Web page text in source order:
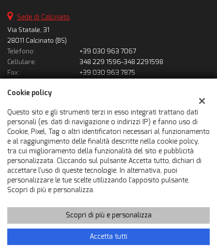
Sede di Calcinato
Via Statale, 31
28011 Calcinato (BS)
Telefono:
+39 030 963 7067
Cellulare:
348 229 1596-348 2291598
Fax:
+39 030 963 7875
Indicazioni stradali
Dati fiscali:
Francauto Srl
Via Statale, 31, Calcinato (BS)
C.F/P.IVA:02866600980
Registro delle imprese:BS
Copyright © 2026 GestionaleAuto.com S.r.l., Tutti i diritti riservati
-Leggi l'informativa sulla privacy-Cookie Policy
GestionaleAuto.com
Cookie policy
Questo sito e gli strumenti terzi in esso integrati trattano dati
personali (es. dati di navigazione o indirizzi IP) e fanno uso di
Cookie, Pixel, Tag o altri identificatori necessari al funzionamento
e al raggiungimento delle finalità descritte nella cookie policy,
tra cui miglioramento della funzionalità del sito e pubblicità
personalizzata. Cliccando sul pulsante Accetta tutto, dichiari di
accettare l'uso di queste tecnologie. In alternativa, puoi
personalizzare le tue scelte utilizzando l'apposito pulsante.
Scopri di più e personalizza.
Scopri di più e personalizza
Accetta tutti